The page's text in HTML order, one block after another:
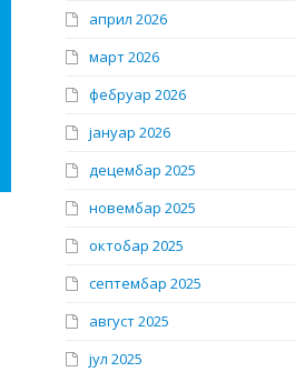
април 2026
март 2026
фебруар 2026
јануар 2026
децембар 2025
новембар 2025
октобар 2025
септембар 2025
август 2025
јул 2025